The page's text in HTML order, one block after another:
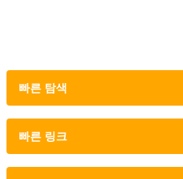
빠른 탐색
빠른 링크